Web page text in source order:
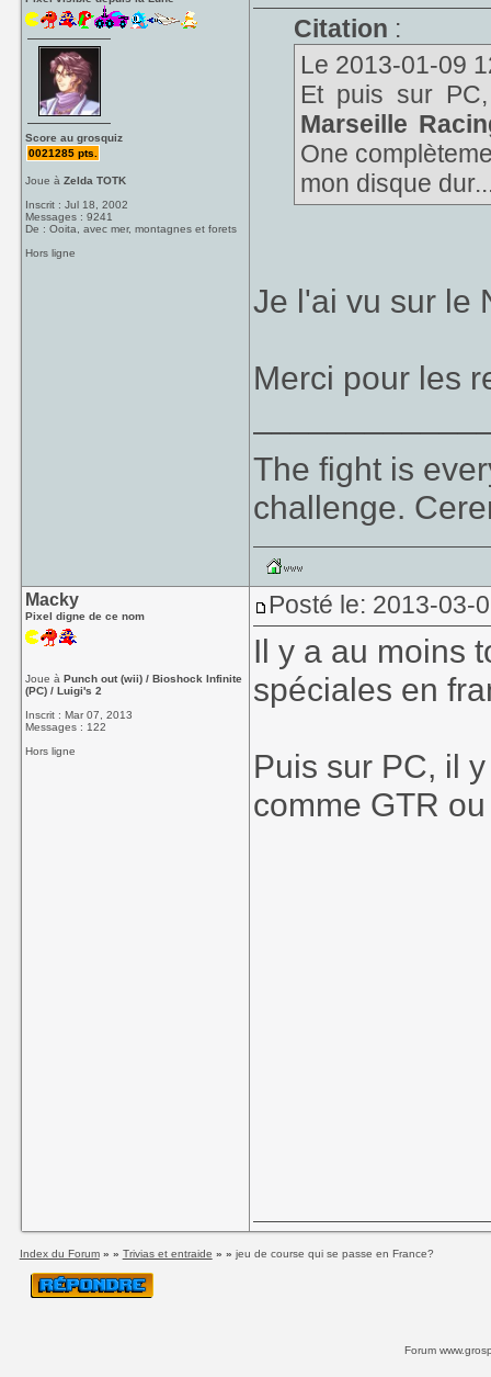
Score au grosquiz
0021285 pts.
Joue àZelda TOTK
Inscrit : Jul 18, 2002
Messages : 9241
De : Ooita, avec mer, montagnes et forets
Hors ligne
Citation :
Le 2013-01-09
Et puis sur
Marseille
One
mon disque
Je l'ai vu sur le
Merci pour les
The fight is
challenge.
Macky
Pixel digne de ce nom
Joue àPunch out (wii) / Bioshock Infinite
(PC) / Luigi's 2
Inscrit : Mar 07, 2013
Messages : 122
Hors ligne
Posté le: 2013-03-
Il y a au moins
spéciales en
Puis sur PC, il
comme GTR
Index du Forum» » Trivias et entraide » » jeu de course qui se passe en France?
Forum